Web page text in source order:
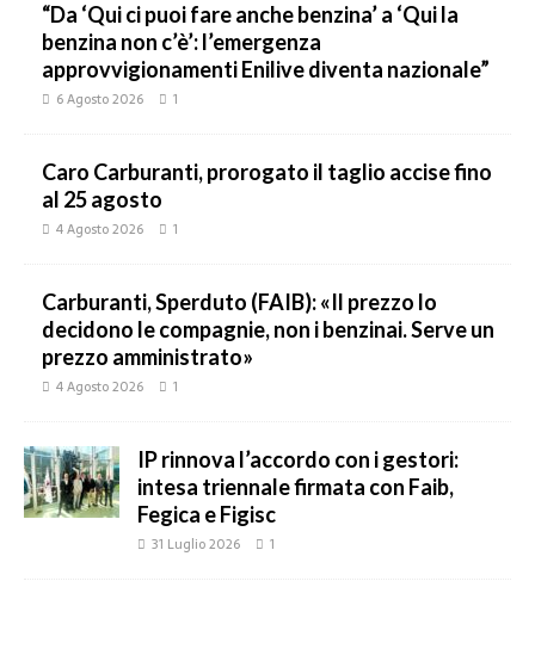
“Da ‘Qui ci puoi fare anche benzina’ a ‘Qui la
benzina non c’è’: l’emergenza
approvvigionamenti Enilive diventa nazionale”
6 Agosto 2026 1
Caro Carburanti, prorogato il taglio accise fino
al 25 agosto
4 Agosto 2026 1
Carburanti, Sperduto (FAIB): «Il prezzo lo
decidono le compagnie, non i benzinai. Serve un
prezzo amministrato»
4 Agosto 2026 1
IP rinnova l’accordo con i gestori:
intesa triennale firmata con Faib,
Fegica e Figisc
31 Luglio 2026 1